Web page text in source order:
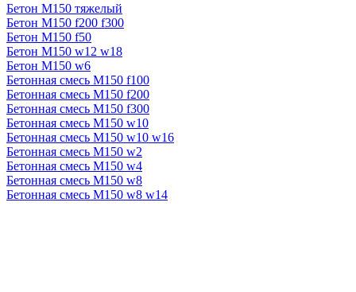
Бетон М150 тяжелый
Бетон М150 f200 f300
Бетон М150 f50
Бетон М150 w12 w18
Бетон М150 w6
Бетонная смесь М150 f100
Бетонная смесь М150 f200
Бетонная смесь М150 f300
Бетонная смесь М150 w10
Бетонная смесь М150 w10 w16
Бетонная смесь М150 w2
Бетонная смесь М150 w4
Бетонная смесь М150 w8
Бетонная смесь М150 w8 w14